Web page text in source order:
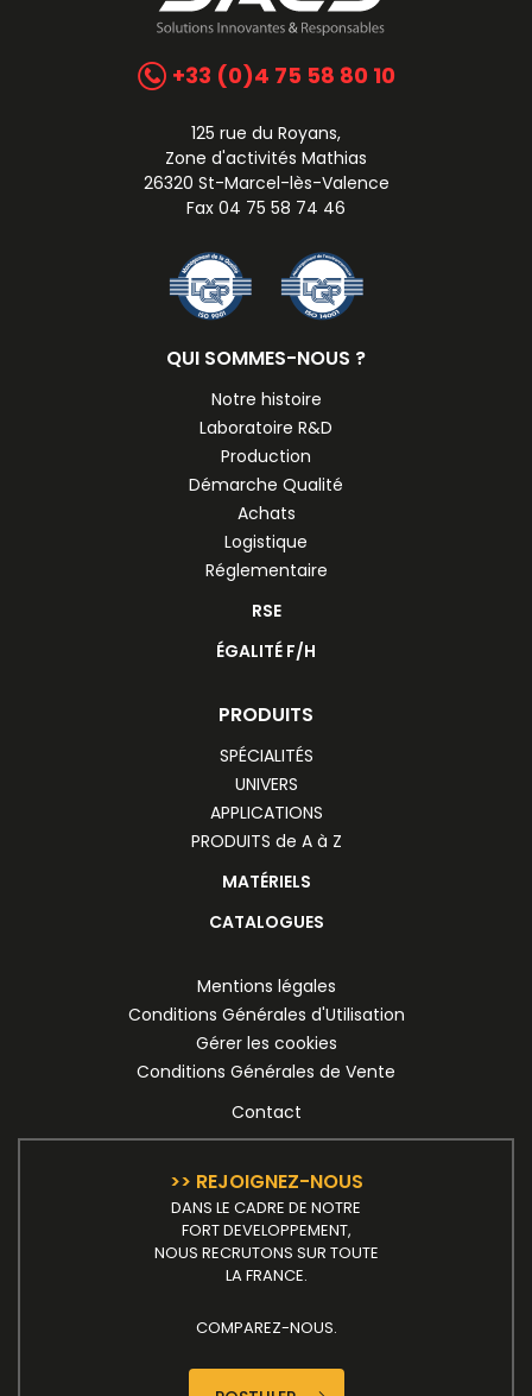
+33 (0)4 75 58 80 10
125 rue du Royans,
Zone d'activités Mathias
26320 St-Marcel-lès-Valence
Fax 04 75 58 74 46
QUI SOMMES-NOUS ?
Notre histoire
Laboratoire R&D
Production
Démarche Qualité
Achats
Logistique
Réglementaire
RSE
ÉGALITÉ F/H
PRODUITS
SPÉCIALITÉS
UNIVERS
APPLICATIONS
PRODUITS de A à Z
MATÉRIELS
CATALOGUES
Mentions légales
Conditions Générales d'Utilisation
Gérer les cookies
Conditions Générales de Vente
Contact
>> REJOIGNEZ-NOUS
DANS LE CADRE DE NOTRE
FORT DEVELOPPEMENT,
NOUS RECRUTONS SUR TOUTE
LA FRANCE.
COMPAREZ-NOUS.